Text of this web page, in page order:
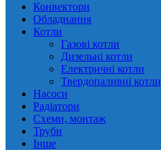
Конвектори
Обладнання
Котли
Газові котли
Дизельні котли
Електричні котли
Твердопаливні котли
Насоси
Радіатори
Схеми, монтаж
Труби
Інше